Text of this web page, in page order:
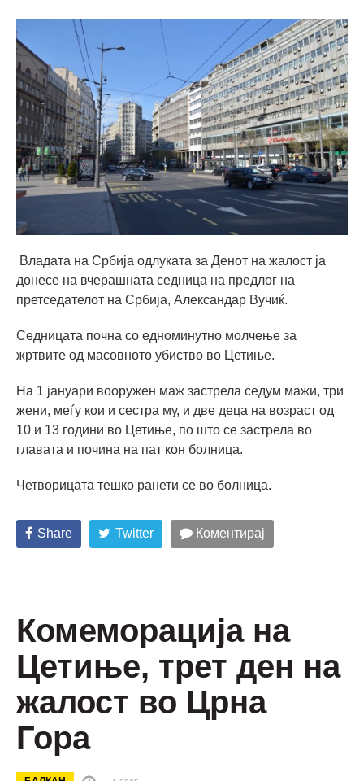
Владата на Србија одлуката за Денот на жалост ја
донесе на вчерашната седница на предлог на
претседателот на Србија, Александар Вучиќ.
Седницата почна со едноминутно молчење за
жртвите од масовното убиство во Цетиње.
На 1 јануари вооружен маж застрела седум мажи, три
жени, меѓу кои и сестра му, и две деца на возраст од
10 и 13 години во Цетиње, по што се застрела во
главата и почина на пат кон болница.
Четворицата тешко ранети се во болница.
Share Twitter Коментирај
Комеморација на
Цетиње, трет ден на
жалост во Црна
Гора